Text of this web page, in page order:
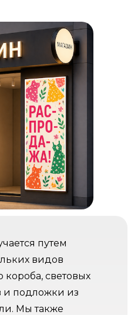
путем
видов
короба, световых
и подложки из
Мы также